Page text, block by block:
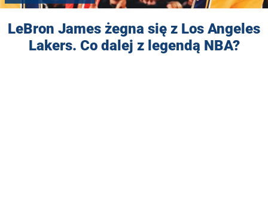
LeBron James żegna się z Los Angeles
Lakers. Co dalej z legendą NBA?